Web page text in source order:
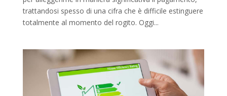
trattandosi spesso di una cifra che è difficile estinguere
totalmente al momento del rogito. Oggi...